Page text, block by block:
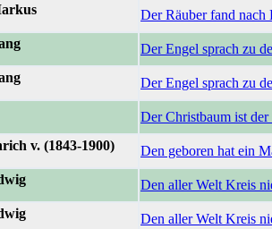
Der Räuber fand nach
Der Engel sprach zu
Der Engel sprach zu
Der Christbaum ist der
v. (1843-1900)
Den geboren hat ein
Den aller Welt Kreis
Den aller Welt Kreis